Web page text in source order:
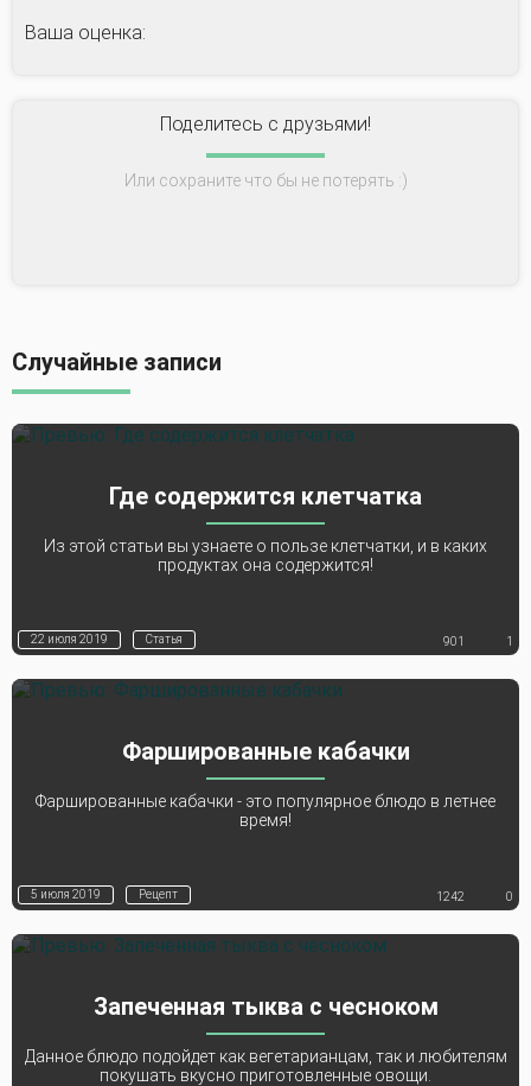
Ваша оценка:
Поделитесь с друзьями!
Или сохраните что бы не потерять :)
Случайные записи
Где содержится клетчатка
Из этой статьи вы узнаете о пользе клетчатки, и в каких
продуктах она содержится!
22 июля 2019 Статья 901 1
Фаршированные кабачки
Фаршированные кабачки - это популярное блюдо в летнее
время!
5 июля 2019 Рецепт 1242 0
Запеченная тыква с чесноком
Данное блюдо подойдет как вегетарианцам, так и любителям
покушать вкусно приготовленные овощи.